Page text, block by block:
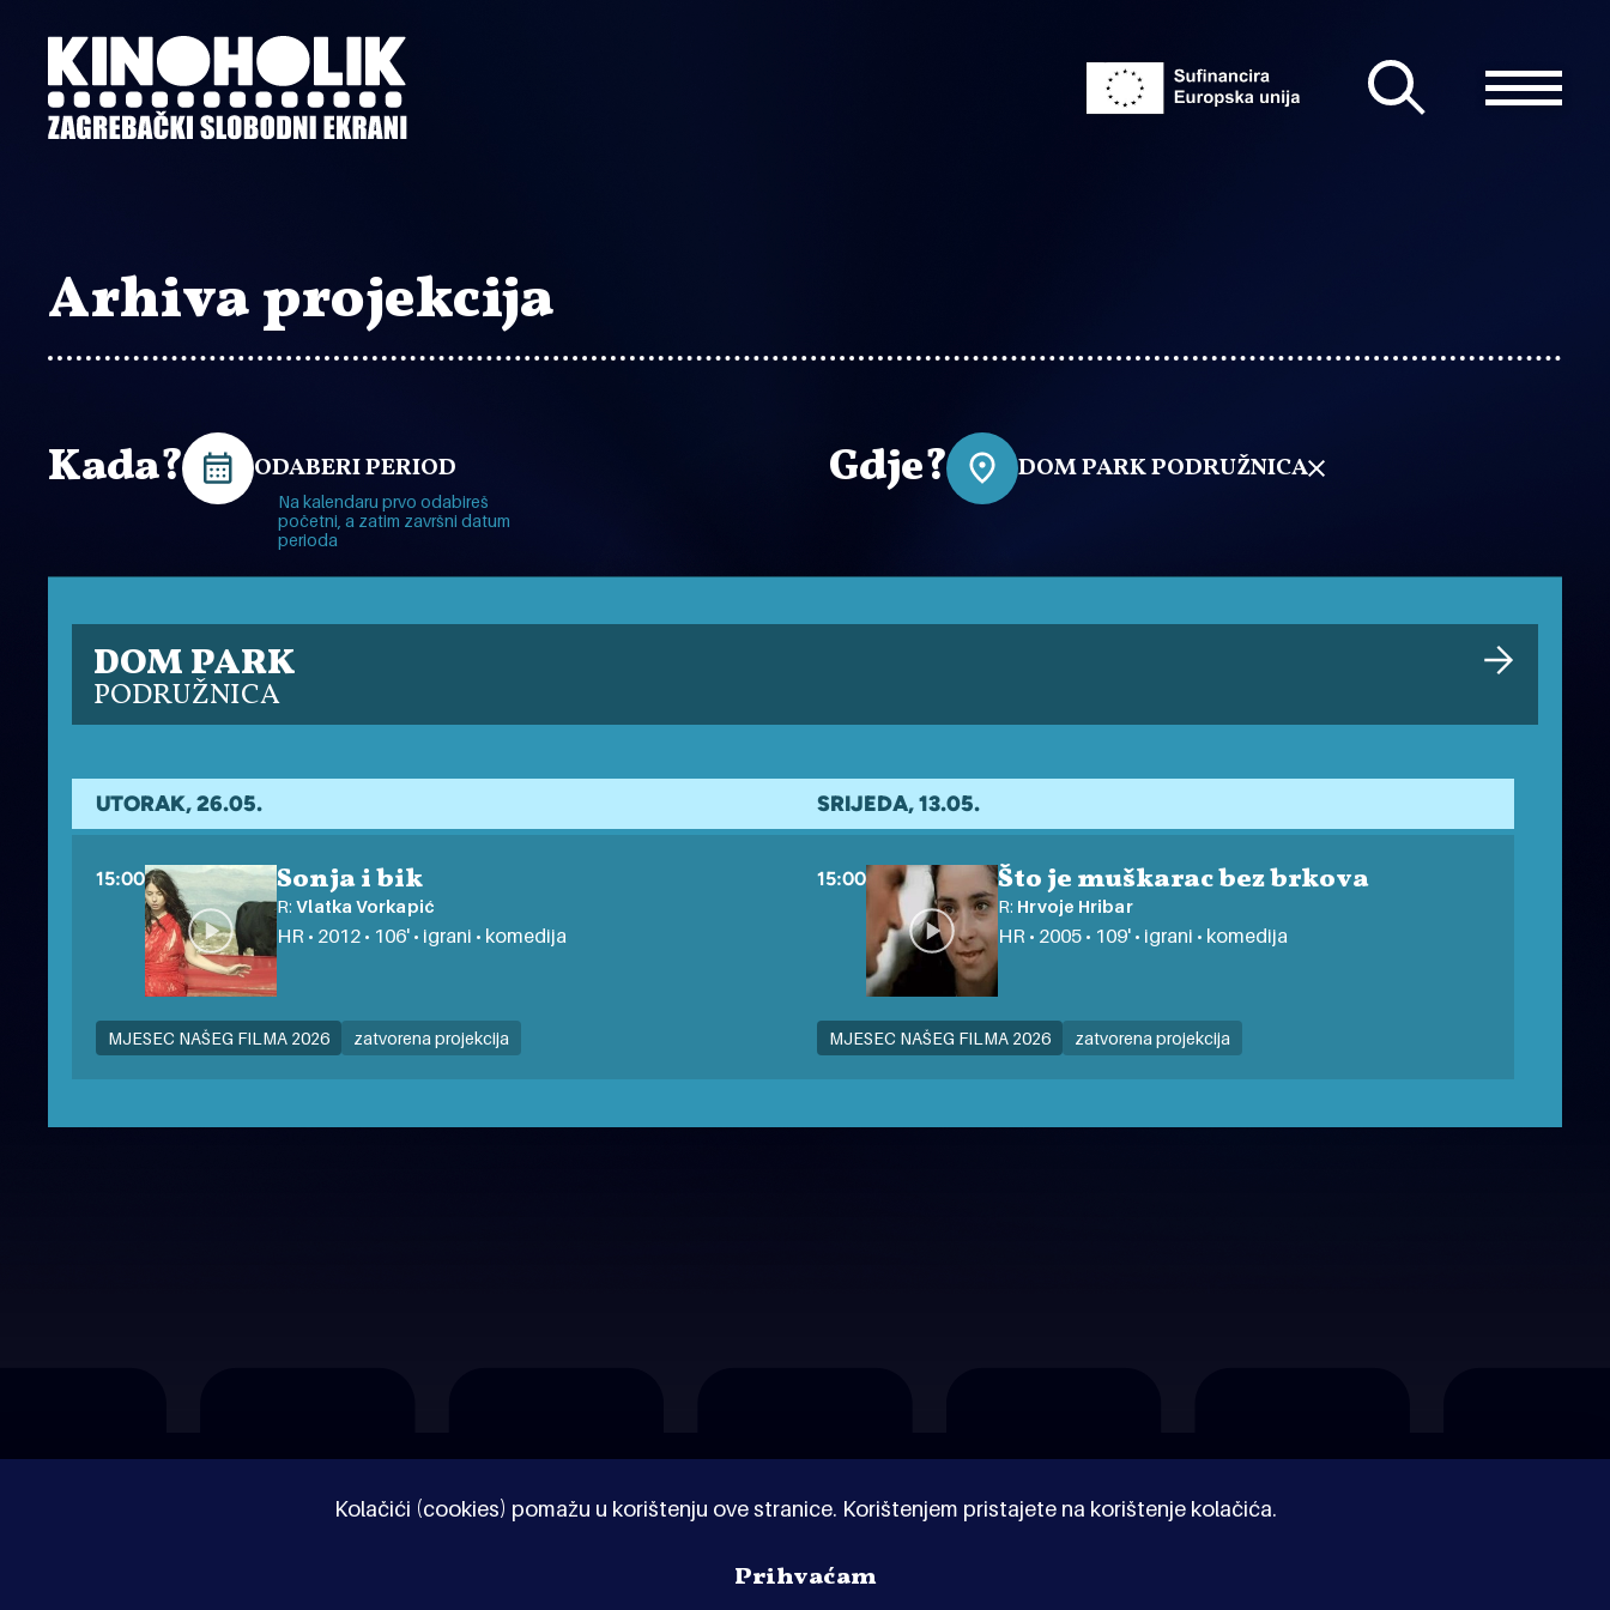
sadržaj
Kolačići (cookies) pomažu u korištenju ove stranice. Korištenjem pristajete na korištenje kolačića.
Prihvaćam
Arhiva projekcija
Kada? ODABERI PERIOD
Na kalendaru prvo odabireš
početni, a zatim završni datum
perioda
Gdje? DOM PARK PODRUŽNICA
DOM PARK
PODRUŽNICA
UTORAK, 26.05.
15:00 Sonja i bik
R:Vlatka Vorkapić
HR • 2012 • 106' • igrani • komedija
MJESEC NAŠEG FILMA 2026 zatvorena projekcija
SRIJEDA, 13.05.
15:00 Što je muškarac bez brkova
R: Hrvoje Hribar
HR • 2005 • 109' • igrani • komedija
MJESEC NAŠEG FILMA 2026 zatvorena projekcija